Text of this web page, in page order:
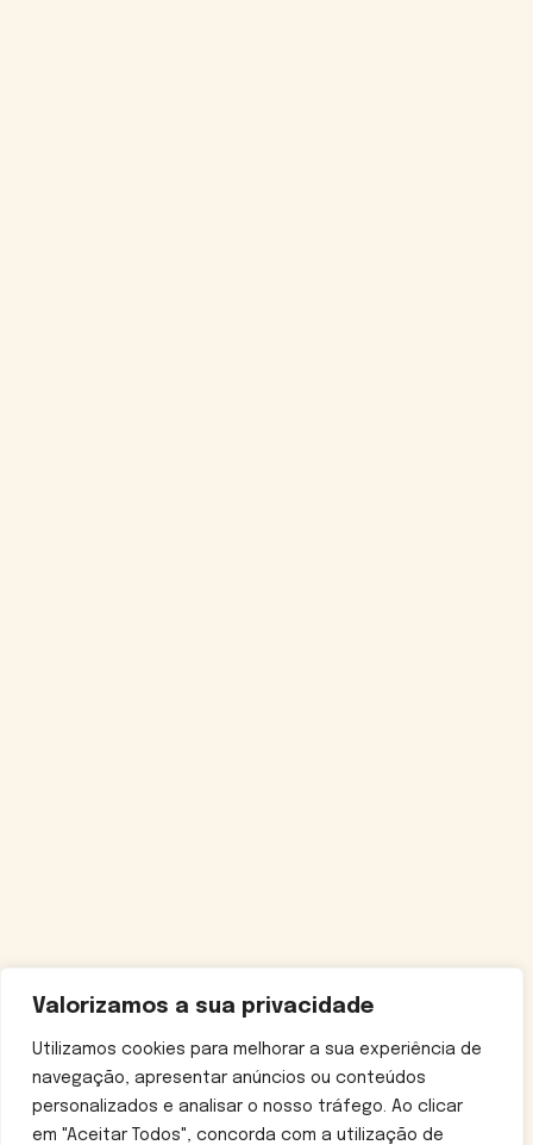
Valorizamos a sua privacidade
Utilizamos cookies para melhorar a sua experiência de
navegação, apresentar anúncios ou conteúdos
personalizados e analisar o nosso tráfego. Ao clicar
em "Aceitar Todos", concorda com a utilização de